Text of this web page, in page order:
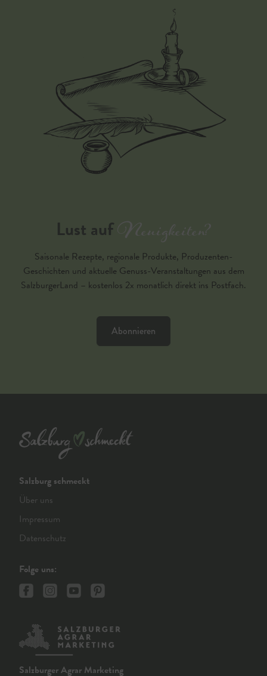
Lust aufNeuigkeiten?
Saisonale Rezepte, regionale Produkte, Produzenten-
Geschichten und aktuelle Genuss-Veranstaltungen aus dem
SalzburgerLand – kostenlos 2x monatlich direkt ins Postfach.
Abonnieren
Salzburg schmeckt
Über uns
Impressum
Datenschutz
Folge uns:
Salzburger Agrar Marketing